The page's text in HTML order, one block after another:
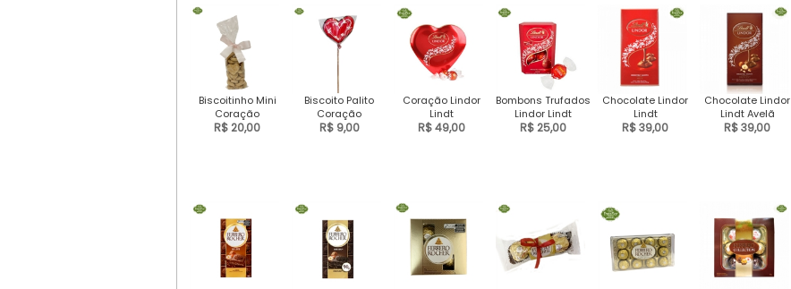
Biscoitinho Mini
Coração
R$ 20,00
Biscoito Palito
Coração
R$ 9,00
Coração Lindor
Lindt
R$ 49,00
Bombons Trufados
Lindor Lindt
R$ 25,00
Chocolate Lindor
Lindt
R$ 39,00
Chocolate Lindor
Lindt Avelã
R$ 39,00